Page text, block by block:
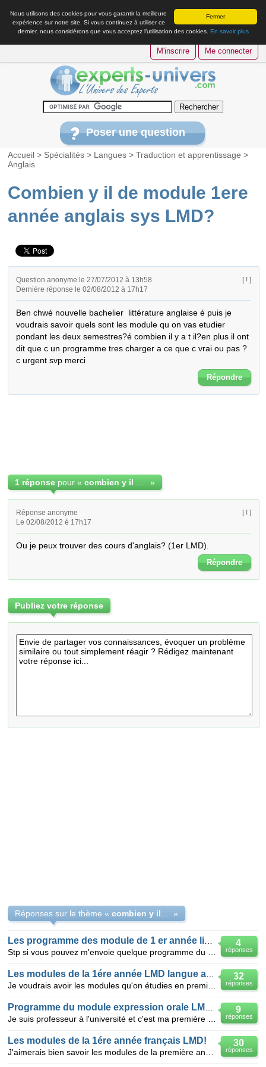
Fermer
Nous utilisons des cookies pour vous garantir la meilleure
expérience sur notre site. Si vous continuez à utiliser ce
dernier, nous considérons que vous acceptez l’utilisation des cookies. En savoir plus
M'inscrire Me connecter
Poser une question
Accueil > Spécialités > Langues >Traduction et apprentissage >
Anglais
Combien y il de module 1ere
année anglais sys LMD?
Question anonyme le 27/07/2012 à 13h58
Dernière réponse le 02/08/2012 à 17h17
[ ! ]
Ben chwé nouvelle bachelier  littérature anglaise é puis je
voudrais savoir quels sont les module qu on vas etudier
pondant les deux semestres?é combien il y a t il?en plus il ont
dit que c un programme tres charger a ce que c vrai ou pas ?
c urgent svp merci
Répondre
1 réponse pour « »
Réponse anonyme
Le 02/08/2012 é 17h17
[ ! ]
Ou je peux trouver des cours d'anglais? (1er LMD).
Répondre
Publiez votre réponse
Réponses sur le thème « »
4
réponses
32
réponses
9
réponses
30
réponses
Les modules de la 1ére année français LMD!